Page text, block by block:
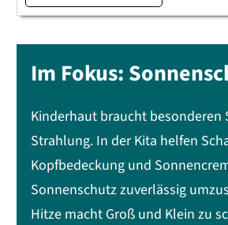
Im Fokus:
Kinderhaut braucht besonderen
Strahlung. In der Kita helfen
Kopfbedeckung und
Sonnenschutz zuverlässig
Hitze macht Groß und Klein zu